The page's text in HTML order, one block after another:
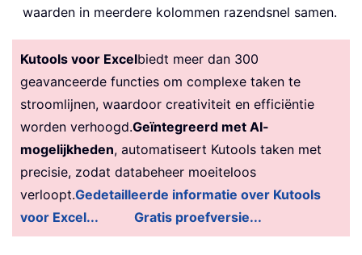
waarden in meerdere kolommen razendsnel samen.
Kutools voor Excelbiedt meer dan 300
geavanceerde functies om complexe taken te
stroomlijnen, waardoor creativiteit en efficiëntie
worden verhoogd.Geïntegreerd met AI-
mogelijkheden, automatiseert Kutools taken met
precisie, zodat databeheer moeiteloos
verloopt.Gedetailleerde informatie over Kutools
voor Excel...
Gratis proefversie...